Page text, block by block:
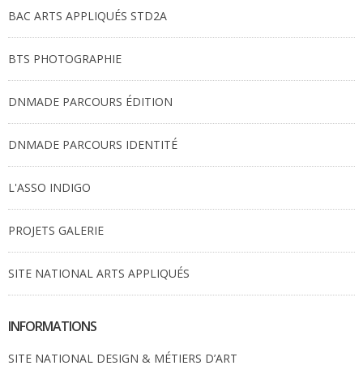
BAC ARTS APPLIQUÉS STD2A
BTS PHOTOGRAPHIE
DNMADE PARCOURS ÉDITION
DNMADE PARCOURS IDENTITÉ
L'ASSO INDIGO
PROJETS GALERIE
SITE NATIONAL ARTS APPLIQUÉS
INFORMATIONS
SITE NATIONAL DESIGN & MÉTIERS D’ART